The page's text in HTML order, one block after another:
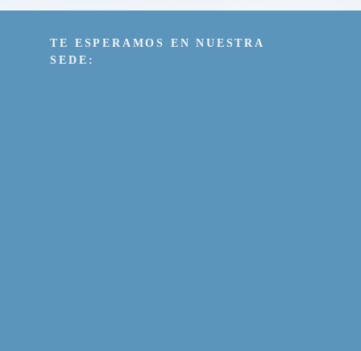
TE ESPERAMOS EN NUESTRA
SEDE: